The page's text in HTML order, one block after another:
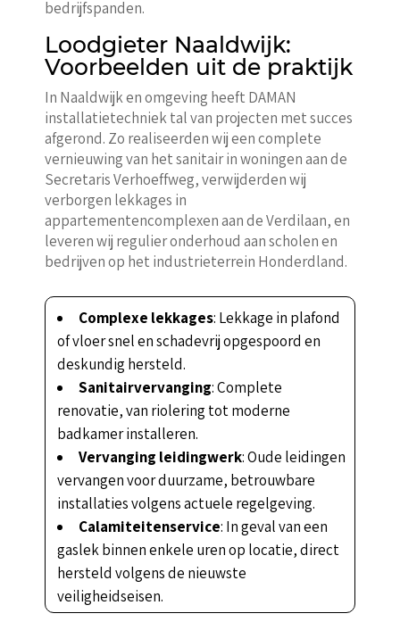
bedrijfspanden.
Loodgieter Naaldwijk:
Voorbeelden uit de praktijk
In Naaldwijk en omgeving heeft DAMAN
installatietechniek tal van projecten met succes
afgerond. Zo realiseerden wij een complete
vernieuwing van het sanitair in woningen aan de
Secretaris Verhoeffweg, verwijderden wij
verborgen lekkages in
appartementencomplexen aan de Verdilaan, en
leveren wij regulier onderhoud aan scholen en
bedrijven op het industrieterrein Honderdland.
Complexe lekkages: Lekkage in plafond
of vloer snel en schadevrij opgespoord en
deskundig hersteld.
Sanitairvervanging: Complete
renovatie, van riolering tot moderne
badkamer installeren.
Vervanging leidingwerk: Oude leidingen
vervangen voor duurzame, betrouwbare
installaties volgens actuele regelgeving.
Calamiteitenservice: In geval van een
gaslek binnen enkele uren op locatie, direct
hersteld volgens de nieuwste
veiligheidseisen.